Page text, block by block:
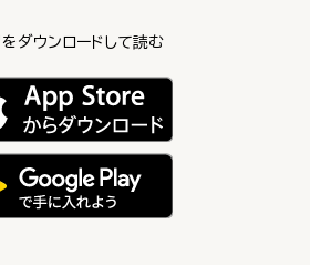
をダウンロードして読む